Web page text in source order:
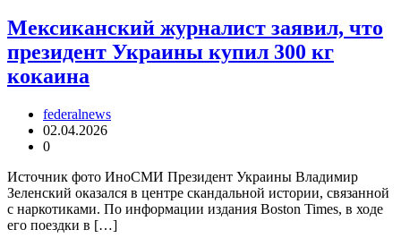
Мексиканский журналист заявил, что
президент Украины купил 300 кг
кокаина
federalnews
02.04.2026
0
Источник фото ИноСМИ Президент Украины Владимир
Зеленский оказался в центре скандальной истории, связанной
с наркотиками. По информации издания Boston Times, в ходе
его поездки в […]